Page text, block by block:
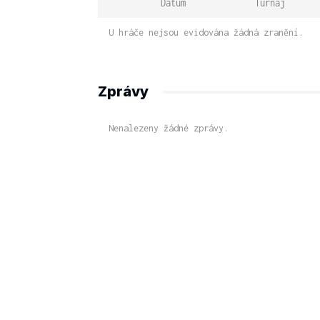
Datum Turnaj
U hráče nejsou evidována žádná zranění.
Zprávy
Nenalezeny žádné zprávy.